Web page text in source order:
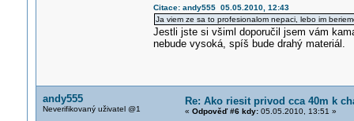
Citace: andy555 05.05.2010, 12:43
Ja viem ze sa to profesionalom nepaci, lebo im
Jestli jste si všiml doporučil jsem vám
nebude vysoká, spíš bude drahý materiál.
andy555
Neverifikovaný uživatel @1
Re: Ako riesit privod cca 40m k
« Odpověď #6 kdy:05.05.2010, 13:51 »